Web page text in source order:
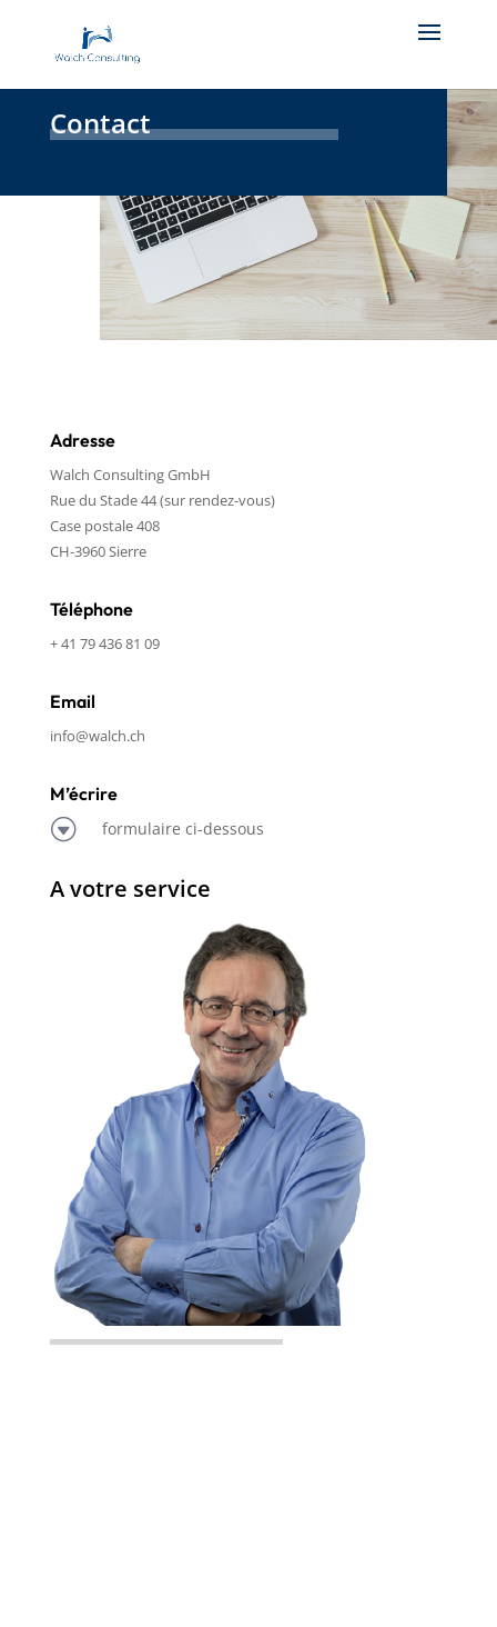
Contact
Adresse
Walch Consulting GmbH
Rue du Stade 44 (sur rendez-vous)
Case postale 408
CH-3960 Sierre
Téléphone
+ 41 79 436 81 09
Email
info@walch.ch
M’écrire
G formulaire ci-dessous
A votre service